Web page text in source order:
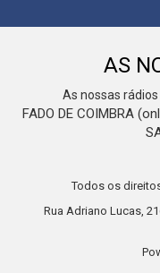
AS
As nossas rádios
FADO DE COIMBRA
Todos os
Rua Adriano Lucas,